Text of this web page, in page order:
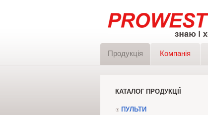
Продукція Компанія
КАТАЛОГ ПРОДУКЦІЇ
ПУЛЬТИ